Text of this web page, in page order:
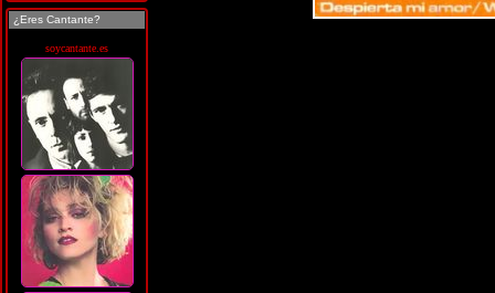
¿Eres Cantante?
soycantante.es